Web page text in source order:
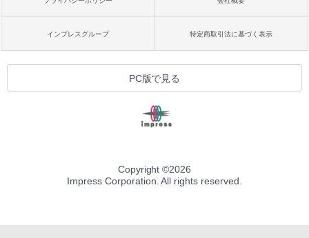
インプレスグループ 特定商取引法に基づく表示
PC版で見る
Copyright ©2026
Impress Corporation. All rights reserved.